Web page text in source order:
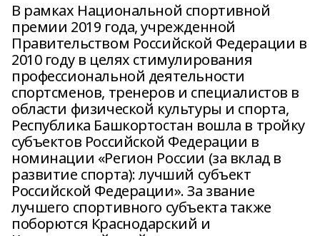
В рамках Национальной спортивной
премии 2019 года, учрежденной
Правительством Российской Федерации в
2010 году в целях стимулирования
профессиональной деятельности
спортсменов, тренеров и специалистов в
области физической культуры и спорта,
Республика Башкортостан вошла в тройку
субъектов Российской Федерации в
номинации «Регион России (за вклад в
развитие спорта): лучший субъект
Российской Федерации». За звание
лучшего спортивного субъекта также
поборются Краснодарский и